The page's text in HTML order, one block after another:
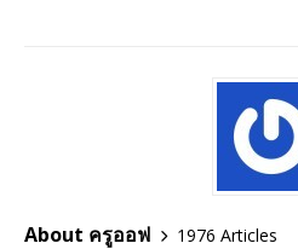
About ครูออฟ
1976 Articles